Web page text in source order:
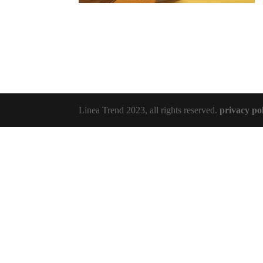
Linea Trend 2023, all rights reserved.privacy